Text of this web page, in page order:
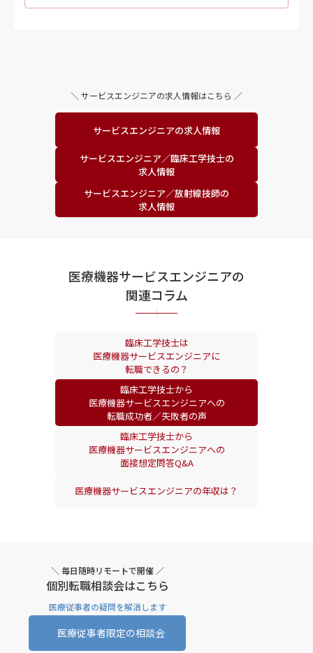
＼ サービスエンジニアの求人情報はこちら ／
サービスエンジニアの求人情報
サービスエンジニア／臨床工学技士の
求人情報
サービスエンジニア／放射線技師の
求人情報
医療機器サービスエンジニアの
関連コラム
臨床工学技士は
医療機器サービスエンジニアに
転職できるの？
臨床工学技士から
医療機器サービスエンジニアへの
転職成功者／失敗者の声
臨床工学技士から
医療機器サービスエンジニアへの
面接想定問答Q&A
医療機器サービスエンジニアの年収は？
＼ 毎日随時リモートで開催 ／
個別転職相談会はこちら
医療従事者の疑問を解消します
医療従事者限定の相談会